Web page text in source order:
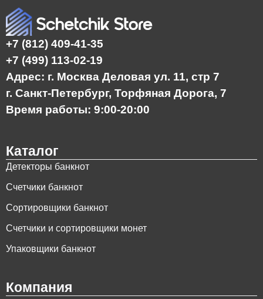
+7 (812) 409-41-35
+7 (499) 113-02-19
Адрес: г. Москва Деловая ул. 11, стр 7
г. Санкт-Петербург, Торфяная Дорога, 7
Время работы: 9:00-20:00
Каталог
Детекторы банкнот
Счетчики банкнот
Сортировщики банкнот
Счетчики и сортировщики монет
Упаковщики банкнот
Компания